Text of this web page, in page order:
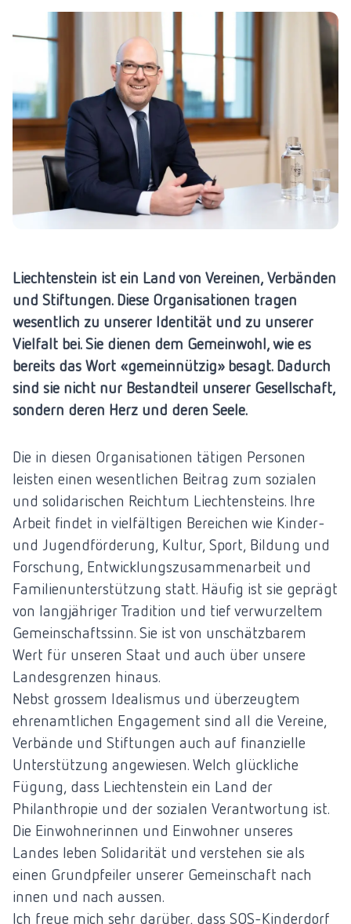
Liechtenstein ist ein Land von Vereinen, Verbänden
und Stiftungen. Diese Organisationen tragen
wesentlich zu unserer Identität und zu unserer
Vielfalt bei. Sie dienen dem Gemeinwohl, wie es
bereits das Wort «gemeinnützig» besagt. Dadurch
sind sie nicht nur Bestandteil unserer Gesellschaft,
sondern deren Herz und deren Seele.
Die in diesen Organisationen tätigen Personen
leisten einen wesentlichen Beitrag zum sozialen
und solidarischen Reichtum Liechtensteins. Ihre
Arbeit findet in vielfältigen Bereichen wie Kinder-
und Jugendförderung, Kultur, Sport, Bildung und
Forschung, Entwicklungszusammenarbeit und
Familienunterstützung statt. Häufig ist sie geprägt
von langjähriger Tradition und tief verwurzeltem
Gemeinschaftssinn. Sie ist von unschätzbarem
Wert für unseren Staat und auch über unsere
Landesgrenzen hinaus.
Nebst grossem Idealismus und überzeugtem
ehrenamtlichen Engagement sind all die Vereine,
Verbände und Stiftungen auch auf finanzielle
Unterstützung angewiesen. Welch glückliche
Fügung, dass Liechtenstein ein Land der
Philanthropie und der sozialen Verantwortung ist.
Die Einwohnerinnen und Einwohner unseres
Landes leben Solidarität und verstehen sie als
einen Grundpfeiler unserer Gemeinschaft nach
innen und nach aussen.
Ich freue mich sehr darüber, dass SOS-Kinderdorf